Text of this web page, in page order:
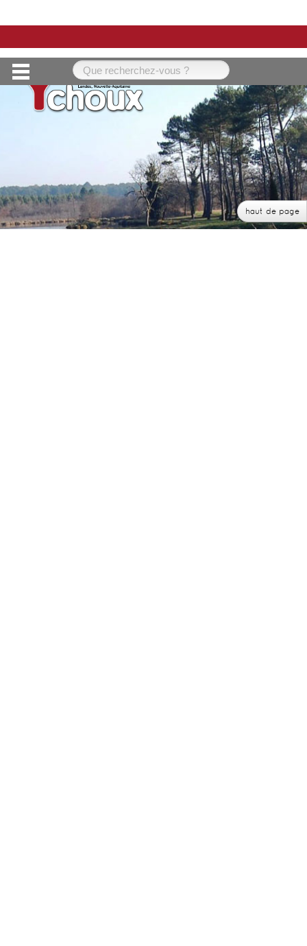
YCHOUX - Tél : +33 (0)5 58 82 36 01 - email :
mairie@ychoux.fr
Réalisé par WebPublic40 -
Mentions légales
-